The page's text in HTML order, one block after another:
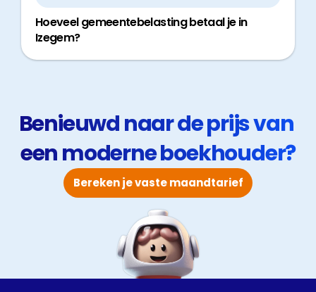
Hoeveel gemeentebelasting betaal je in
Izegem?
Benieuwd naar de prijs van
een moderne boekhouder?
Bereken je vaste maandtarief